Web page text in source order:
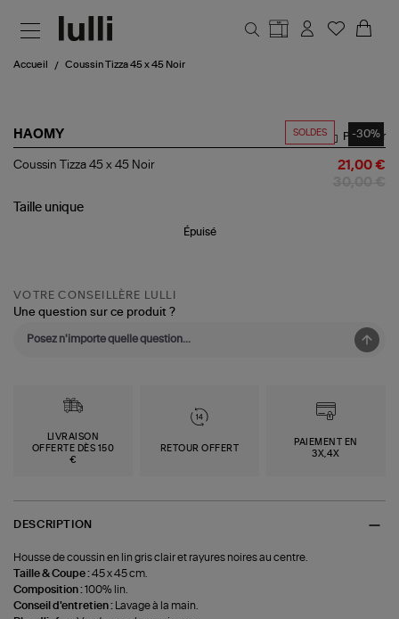
Accueil Coussin Tizza 45 x 45 Noir
SOLDES -30%
HAOMY
Coussin
x
Partager
Coussin Tizza 45 x 45 Noir 21,00 €
Taille unique
Épuisé
VOTRE CONSEILLÈRE LULLI
Une question sur ce produit ?
LIVRAISON
OFFERTE DÈS 150
€
RETOUR OFFERT
PAIEMENT EN
3X,4X
DESCRIPTION
Housse de coussin en lin gris clair et rayures noires au centre.
Taille & Coupe :45 x 45 cm.
Composition :100% lin.
Conseil d'entretien :
Lavage à la main.